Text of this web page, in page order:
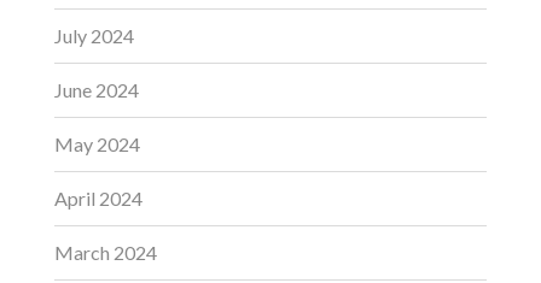
July 2024
June 2024
May 2024
April 2024
March 2024